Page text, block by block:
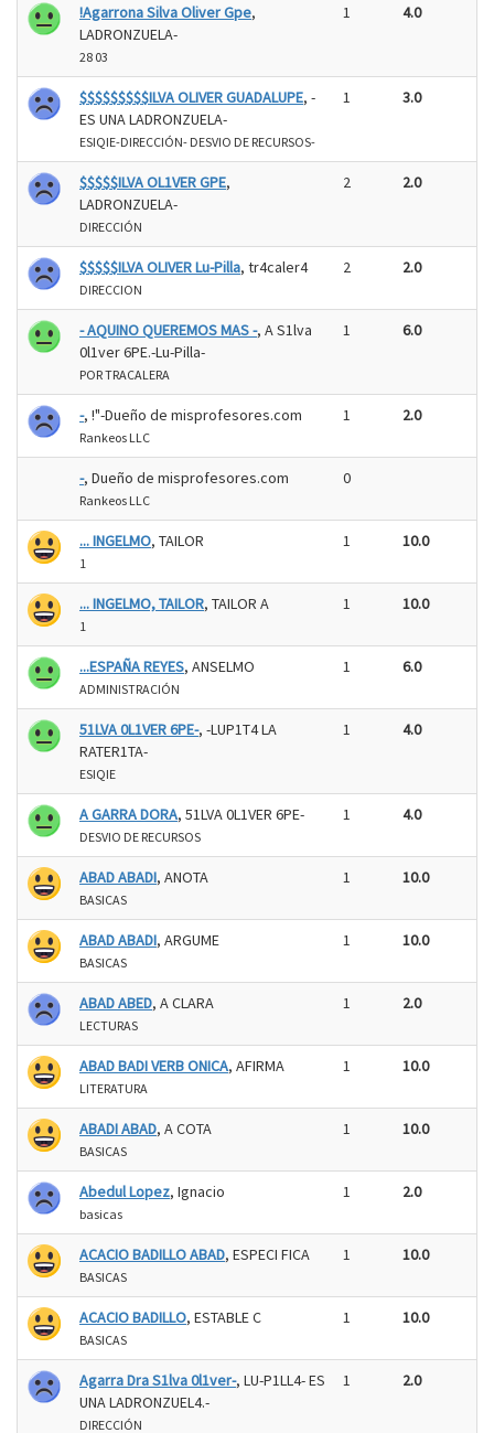
!Agarrona Silva Oliver Gpe,
LADRONZUELA-
28 03
1 4.0
$$$$$$$$$ILVA OLIVER GUADALUPE, -
ES UNA LADRONZUELA-
ESIQIE-DIRECCIÓN- DESVIO DE RECURSOS-
1 3.0
$$$$$ILVA OL1VER GPE,
LADRONZUELA-
DIRECCIÓN
2 2.0
$$$$$ILVA OLIVER Lu-Pilla, tr4caler4
DIRECCION
2 2.0
- AQUINO QUEREMOS MAS -, A S1lva
0l1ver 6PE.-Lu-Pilla-
POR TRACALERA
1 6.0
-, !"-Dueño de misprofesores.com
Rankeos LLC
1 2.0
-, Dueño de misprofesores.com
Rankeos LLC
0
... INGELMO, TAILOR
1
1 10.0
... INGELMO, TAILOR, TAILOR A
1
1 10.0
...ESPAÑA REYES, ANSELMO
ADMINISTRACIÓN
1 6.0
51LVA 0L1VER 6PE-, -LUP1T4 LA
RATER1TA-
ESIQIE
1 4.0
A GARRA DORA, 51LVA 0L1VER 6PE-
DESVIO DE RECURSOS
1 4.0
ABAD ABADI, ANOTA
BASICAS
1 10.0
ABAD ABADI, ARGUME
BASICAS
1 10.0
ABAD ABED, A CLARA
LECTURAS
1 2.0
ABAD BADI VERB ONICA, AFIRMA
LITERATURA
1 10.0
ABADI ABAD, A COTA
BASICAS
1 10.0
Abedul Lopez, Ignacio
basicas
1 2.0
ACACIO BADILLO ABAD, ESPECI FICA
BASICAS
1 10.0
ACACIO BADILLO, ESTABLE C
BASICAS
1 10.0
Agarra Dra S1lva 0l1ver-, LU-P1LL4- ES
UNA LADRONZUEL4.-
DIRECCIÓN
1 2.0